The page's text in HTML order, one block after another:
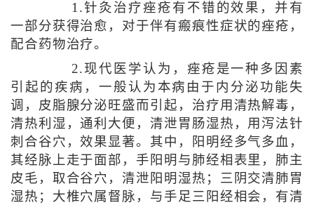
1.针灸治疗痤疮有不错的效果，并有
一部分获得治愈，对于伴有瘢痕性症状的痤疮，
配合药物治疗。
2.现代医学认为，痤疮是一种多因素
引起的疾病，一般认为本病由于内分泌功能失
调，皮脂腺分泌旺盛而引起，治疗用清热解毒，
清热利湿，通利大便，清泄胃肠湿热，用泻法针
刺合谷穴，效果显著。其中，阳明经多气多血，
其经脉上走于面部，手阳明与肺经相表里，肺主
皮毛，取合谷穴，清泄阳明湿热；三阴交清肺胃
湿热；大椎穴属督脉，与手足三阳经相会，有清